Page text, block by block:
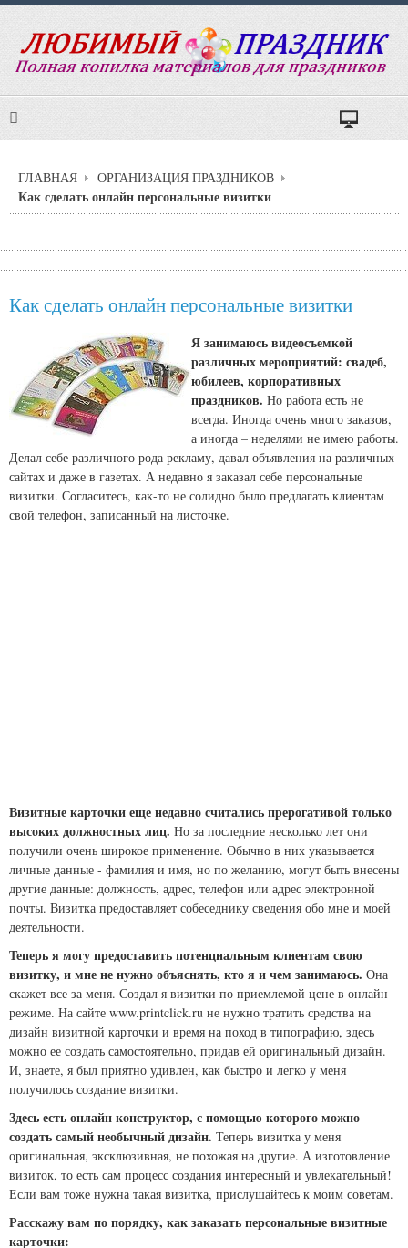
ГЛАВНАЯ ОРГАНИЗАЦИЯ ПРАЗДНИКОВ
Как сделать онлайн персональные визитки
Как сделать онлайн персональные визитки
Я занимаюсь видеосъемкой
различных мероприятий: свадеб,
юбилеев, корпоративных
праздников. Но работа есть не
всегда. Иногда очень много заказов,
а иногда – неделями не имею работы.
Делал себе различного рода рекламу, давал объявления на различных
сайтах и даже в газетах. А недавно я заказал себе персональные
визитки. Согласитесь, как-то не солидно было предлагать клиентам
свой телефон, записанный на листочке.
Визитные карточки еще недавно считались прерогативой только
высоких должностных лиц. Но за последние несколько лет они
получили очень широкое применение. Обычно в них указывается
личные данные - фамилия и имя, но по желанию, могут быть внесены
другие данные: должность, адрес, телефон или адрес электронной
почты. Визитка предоставляет собеседнику сведения обо мне и моей
деятельности.
Теперь я могу предоставить потенциальным клиентам свою
визитку, и мне не нужно объяснять, кто я и чем занимаюсь. Она
скажет все за меня. Создал я визитки по приемлемой цене в онлайн-
режиме. На сайте www.printclick.ru не нужно тратить средства на
дизайн визитной карточки и время на поход в типографию, здесь
можно ее создать самостоятельно, придав ей оригинальный дизайн.
И, знаете, я был приятно удивлен, как быстро и легко у меня
получилось создание визитки.
Здесь есть онлайн конструктор, с помощью которого можно
создать самый необычный дизайн. Теперь визитка у меня
оригинальная, эксклюзивная, не похожая на другие. А изготовление
визиток, то есть сам процесс создания интересный и увлекательный!
Если вам тоже нужна такая визитка, прислушайтесь к моим советам.
Расскажу вам по порядку, как заказать персональные визитные
карточки: